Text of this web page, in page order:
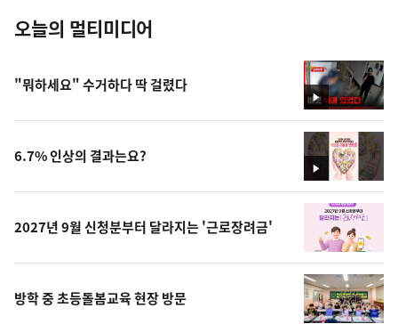
오늘의 멀티미디어
영
상
"뭐하세요" 수거하다 딱 걸렸다
영
상
6.7% 인상의 결과는요?
2027년 9월 신청분부터 달라지는 '근로장려금'
방학 중 초등돌봄교육 현장 방문